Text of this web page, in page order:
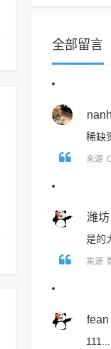
全部留言
稀缺
来源
潍坊
是的
来源
fean
111...